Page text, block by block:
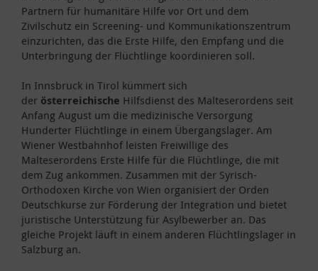
Partnern für humanitäre Hilfe vor Ort und dem
Zivilschutz ein Screening- und Kommunikationszentrum
einzurichten, das die Erste Hilfe, den Empfang und die
Unterbringung der Flüchtlinge koordinieren soll.
In Innsbruck in Tirol kümmert sich
der österreichische Hilfsdienst des Malteserordens seit
Anfang August um die medizinische Versorgung
Hunderter Flüchtlinge in einem Übergangslager. Am
Wiener Westbahnhof leisten Freiwillige des
Malteserordens Erste Hilfe für die Flüchtlinge, die mit
dem Zug ankommen. Zusammen mit der Syrisch-
Orthodoxen Kirche von Wien organisiert der Orden
Deutschkurse zur Förderung der Integration und bietet
juristische Unterstützung für Asylbewerber an. Das
gleiche Projekt läuft in einem anderen Flüchtlingslager in
Salzburg an.